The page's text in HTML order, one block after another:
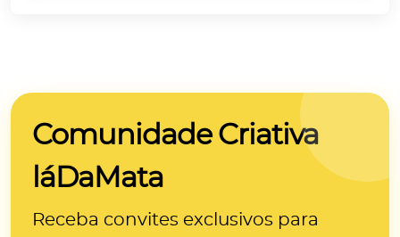
Comunidade Criativa
láDaMata
Receba convites exclusivos para